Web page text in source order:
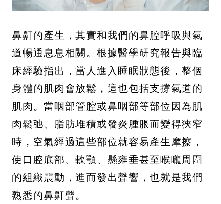
鼻鼾的產生，其實和我們的鼻腔呼吸與氣
道暢通息息相關。根據醫學研究報告與臨
床經驗指出，當人進入睡眠狀態後，整個
身體的肌肉會放鬆，這也包括支撐氣道的
肌肉。當咽部管腔或鼻咽部等部位因為肌
肉鬆弛、脂肪堆積或發炎腫脹而變得狹窄
時，空氣經過這些部位就容易產生摩擦，
使口腔底部、軟顎、懸雍垂甚至喉嚨周圍
的組織震動，進而發出聲響，也就是我們
熟悉的鼻鼾聲。